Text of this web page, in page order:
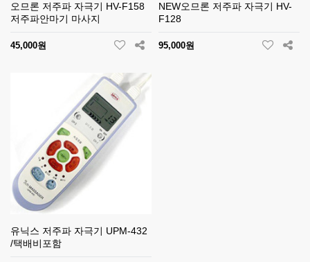
오므론 저주파 자극기 HV-F158
저주파안마기 마사지
45,000원
NEW오므론 저주파 자극기 HV-
F128
95,000원
유닉스 저주파 자극기 UPM-432
/택배비포함